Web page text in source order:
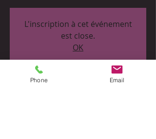
L'inscription à cet événement
est close.
OK
Phone Email